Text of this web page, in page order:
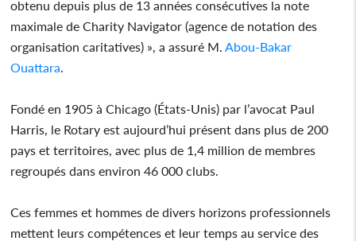
obtenu depuis plus de 13 années consécutives la note
maximale de Charity Navigator (agence de notation des
organisation caritatives) », a assuré M.Abou-Bakar
Ouattara.
Fondé en 1905 à Chicago (États-Unis) par l’avocat Paul
Harris, le Rotary est aujourd’hui présent dans plus de 200
pays et territoires, avec plus de 1,4 million de membres
regroupés dans environ 46 000 clubs.
Ces femmes et hommes de divers horizons professionnels
mettent leurs compétences et leur temps au service des